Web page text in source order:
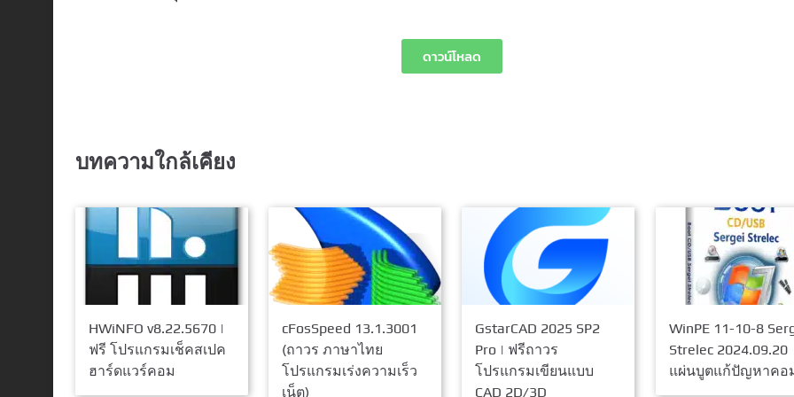
ดาวน์โหลด
บทความใกล้เคียง
HWiNFO v8.22.5670 |
ฟรี โปรแกรมเช็คสเปค
ฮาร์ดแวร์คอม
cFosSpeed 13.1.3001
(ถาวร ภาษาไทย
โปรแกรมเร่งความเร็ว
เน็ต)
GstarCAD 2025 SP2
Pro | ฟรีถาวร
โปรแกรมเขียนแบบ
CAD 2D/3D
WinPE 11-10-8
Strelec 2024.09.20
แผ่นบูตแก้ปัญหาคอ